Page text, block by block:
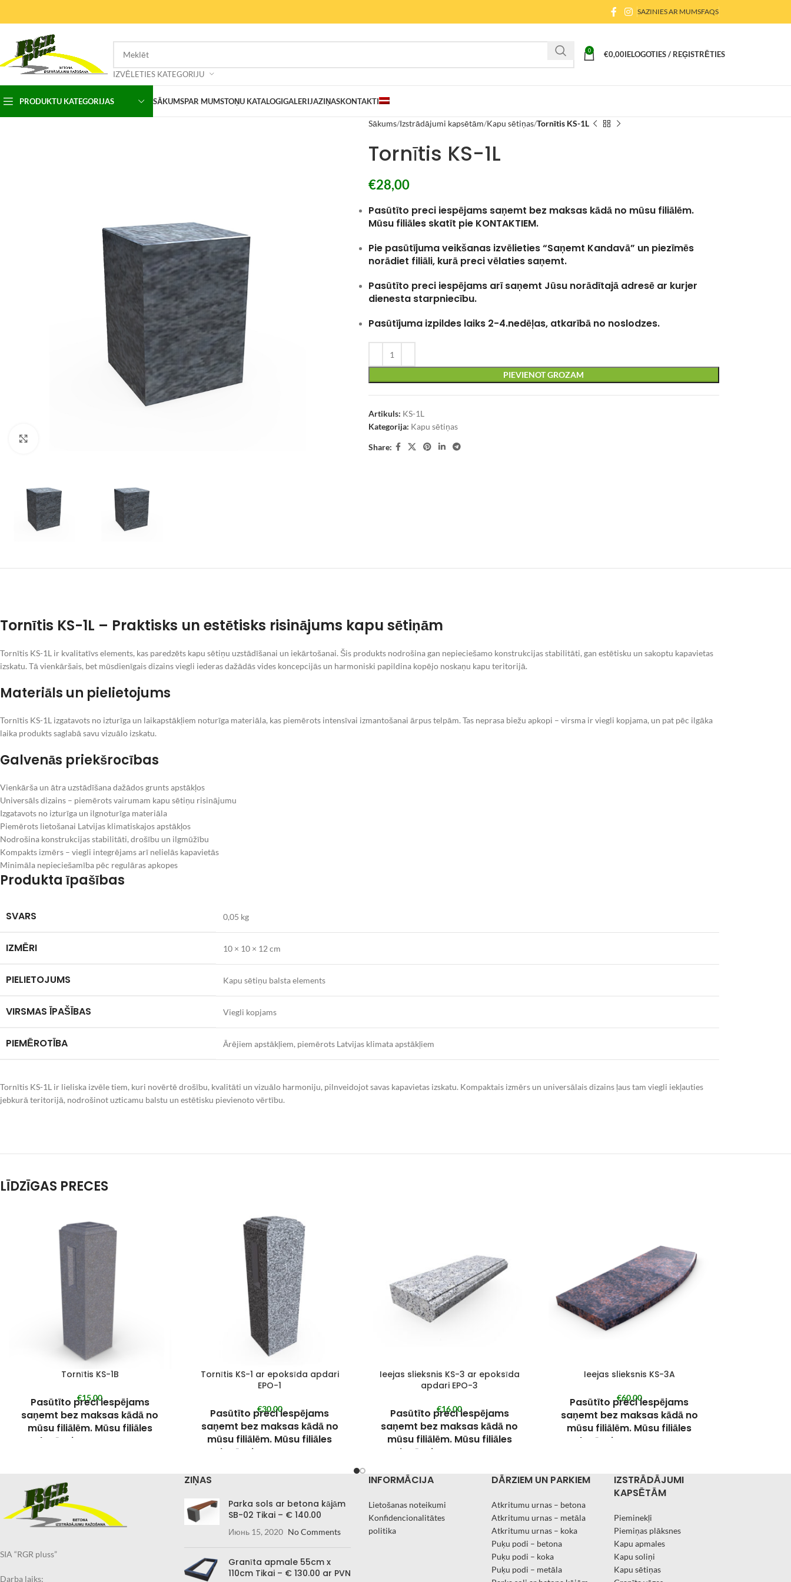
SAZINIES AR MUMSFAQS
IZVĒLETIES KATEGORIJU
0 €0,00IELOGOTIES / REĢISTRĒTIES
PRODUKTU KATEGORIJAS SĀKUMSPAR MUMSTOŅU KATALOGIGALERIJAZIŅASKONTAKTI
Sākums Izstrādājumi kapsētām Kapu sētiņas Tornītis KS-1L
Tornītis KS-1L
€28,00
Pasūtīto preci iespējams saņemt bez maksas kādā no mūsu filiālēm.
Mūsu filiāles skatīt pie KONTAKTIEM.
Pie pasūtījuma veikšanas izvēlieties “Saņemt Kandavā” un piezīmēs
norādiet filiāli, kurā preci vēlaties saņemt.
Pasūtīto preci iespējams arī saņemt Jūsu norādītajā adresē ar kurjer
dienesta starpniecību.
Pasūtījuma izpildes laiks 2-4.nedēļas, atkarībā no noslodzes.
PIEVIENOT GROZAM
Artikuls: KS-1L
Kategorija: Kapu sētiņas
Share:
Tornītis KS-1L – Praktisks un estētisks risinājums kapu sētiņām
Tornītis KS-1L ir kvalitatīvs elements, kas paredzēts kapu sētiņu uzstādīšanai un iekārtošanai. Šis produkts nodrošina gan nepieciešamo konstrukcijas stabilitāti, gan estētisku un sakoptu kapavietas
izskatu. Tā vienkāršais, bet mūsdienīgais dizains viegli iederas dažādās vides koncepcijās un harmoniski papildina kopējo noskaņu kapu teritorijā.
Materiāls un pielietojums
Tornītis KS-1L izgatavots no izturīga un laikapstākļiem noturīga materiāla, kas piemērots intensīvai izmantošanai ārpus telpām. Tas neprasa biežu apkopi – virsma ir viegli kopjama, un pat pēc ilgāka
laika produkts saglabā savu vizuālo izskatu.
Galvenās priekšrocības
Vienkārša un ātra uzstādīšana dažādos grunts apstākļos
Universāls dizains – piemērots vairumam kapu sētiņu risinājumu
Izgatavots no izturīga un ilgnoturīga materiāla
Piemērots lietošanai Latvijas klimatiskajos apstākļos
Nodrošina konstrukcijas stabilitāti, drošību un ilgmūžību
Kompakts izmērs – viegli integrējams arī nelielās kapavietās
Minimāla nepieciešamība pēc regulāras apkopes
Produkta īpašības
SVARS 0,05 kg
IZMĒRI 10 × 10 × 12 cm
PIELIETOJUMS Kapu sētiņu balsta elements
VIRSMAS ĪPAŠĪBAS Viegli kopjams
PIEMĒROTĪBA Ārējiem apstākļiem, piemērots Latvijas klimata apstākļiem
Tornītis KS-1L ir lieliska izvēle tiem, kuri novērtē drošību, kvalitāti un vizuālo harmoniju, pilnveidojot savas kapavietas izskatu. Kompaktais izmērs un universālais dizains ļaus tam viegli iekļauties
jebkurā teritorijā, nodrošinot uzticamu balstu un estētisku pievienoto vērtību.
LĪDZĪGAS PRECES
Tornītis KS-1B
€15,00
Pasūtīto preci iespējams
saņemt bez maksas kādā no
mūsu filiālēm. Mūsu filiāles
skatīt pie KONTAKTIEM.
un piezīmēs norādiet filiāli, kurā
preci vēlaties saņemt.
Pasūtīto preci iespējams arī
saņemt Jūsu norādītajā adresē
starpniecību.
Pasūtījuma izpildes laiks 2-
Tornītis KS-1 ar epoksīda apdari
EPO-1
€30,00
Pasūtīto preci iespējams
saņemt bez maksas kādā no
mūsu filiālēm. Mūsu filiāles
skatīt pie KONTAKTIEM.
izvēlieties “Saņemt Kandavā”
un piezīmēs norādiet filiāli, kurā
preci vēlaties saņemt.
Pasūtīto preci iespējams arī
starpniecību.
Ieejas slieksnis KS-3 ar epoksīda
apdari EPO-3
€16,00
Pasūtīto preci iespējams
saņemt bez maksas kādā no
mūsu filiālēm. Mūsu filiāles
skatīt pie KONTAKTIEM.
Pie pasūtījuma veikšanas
izvēlieties “Saņemt Kandavā”
preci vēlaties saņemt.
Pasūtīto preci iespējams arī
saņemt Jūsu norādītajā adresē
ar kurjer dienesta
Ieejas slieksnis KS-3A
€60,00
Pasūtīto preci iespējams
saņemt bez maksas kādā no
mūsu filiālēm. Mūsu filiāles
skatīt pie KONTAKTIEM.
izvēlieties “Saņemt Kandavā”
un piezīmēs norādiet filiāli, kurā
preci vēlaties saņemt.
Pasūtīto preci iespējams arī
saņemt Jūsu norādītajā adresē
ar kurjer dienesta
starpniecību.
Pasūtījuma izpildes laiks 2-
SIA “RGR pluss”
Darba laiks:
ZIŅAS
Parka sols ar betona kājām
SB-02 Tikai – € 140.00
Июнь 15, 2020 No Comments
Granīta apmale 55cm x
110cm Tikai – € 130.00 ar PVN
INFORMĀCIJA
Lietošanas noteikumi
Konfidencionalitātes
politika
DĀRZIEM UN PARKIEM
Atkritumu urnas – betona
Atkritumu urnas – metāla
Atkritumu urnas – koka
Puķu podi – betona
Puķu podi – koka
Puķu podi – metāla
IZSTRĀDĀJUMI
KAPSĒTĀM
Pieminekļi
Piemiņas plāksnes
Kapu apmales
Kapu soliņi
Kapu sētiņas